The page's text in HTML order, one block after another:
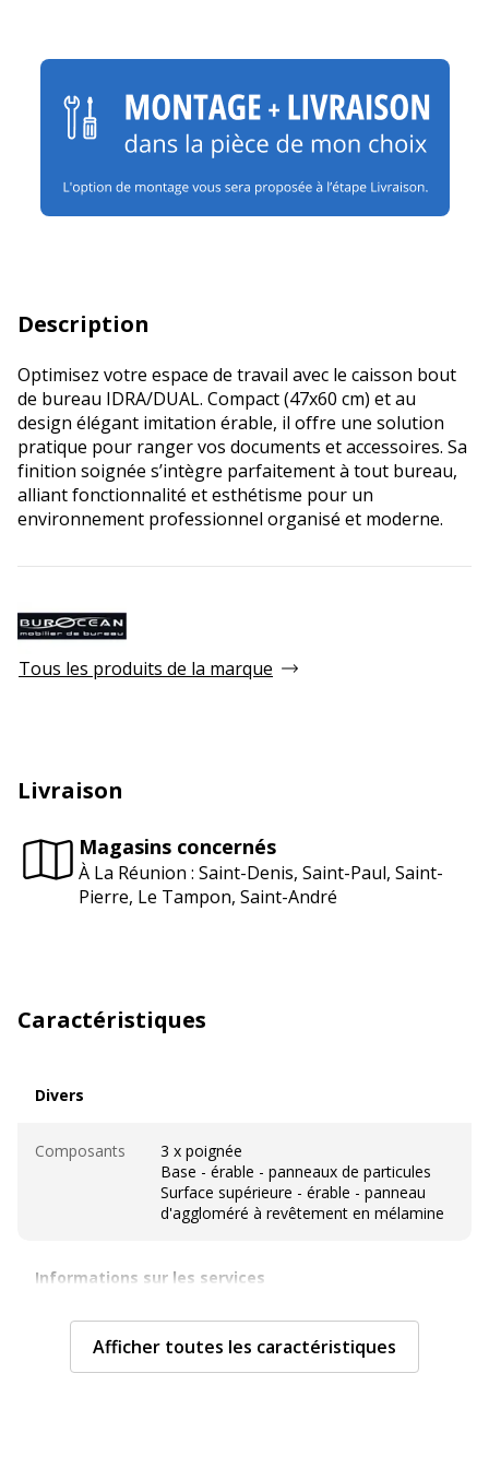
Description
Optimisez votre espace de travail avec le caisson bout
de bureau IDRA/DUAL. Compact (47x60 cm) et au
design élégant imitation érable, il offre une solution
pratique pour ranger vos documents et accessoires. Sa
finition soignée s’intègre parfaitement à tout bureau,
alliant fonctionnalité et esthétisme pour un
environnement professionnel organisé et moderne.
Tous les produits de la marque
Livraison
Magasins concernés
À La Réunion : Saint-Denis, Saint-Paul, Saint-
Pierre, Le Tampon, Saint-André
Caractéristiques
Divers
Composants
3 x poignée
Base - érable - panneaux de particules
Surface supérieure - érable - panneau
d'aggloméré à revêtement en mélamine
Informations sur les services
couleurs de l'image
d'une couleur différente
Afficher toutes les caractéristiques